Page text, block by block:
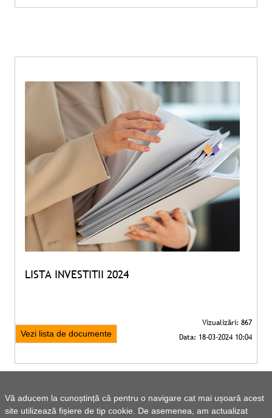
Vă aducem la cunoștință că pentru o navigare cat mai ușoară acest
site utilizează fișiere de tip cookie. De asemenea, am actualizat
LISTA INVESTITII 2024
Vezi lista de documente